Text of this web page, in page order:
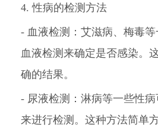
4. 性病的检测方法
- 血液检测：艾滋病、梅毒
血液检测来确定是否感染。
确的结果。
- 尿液检测：淋病等一些性
来进行检测。这种方法简单